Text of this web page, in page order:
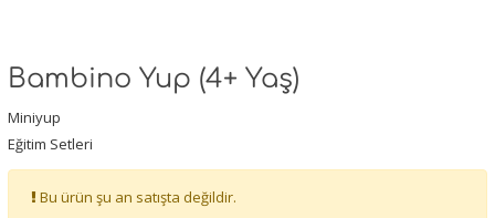
Bambino Yup (4+ Yaş)
Miniyup
Eğitim Setleri
Bu ürün şu an satışta değildir.